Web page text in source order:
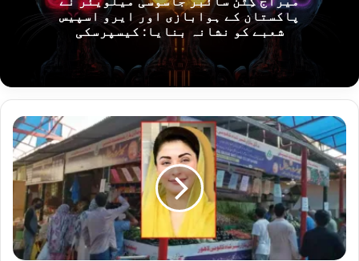
پاکستان کے ہوابازی اور ایرو اسپیس
شعبے کو نشانہ بنایا: کیسپرسکی
و
ز
ی
ر
ا
ع
ل
یٰ